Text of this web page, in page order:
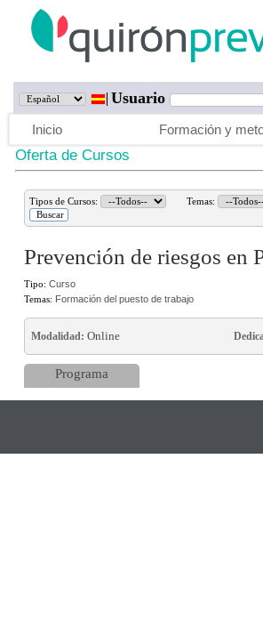
Usuario
Inicio Formación y
Oferta de Cursos
Tipos de Cursos: Temas:
Prevención de riesgos en
Tipo: Curso
Temas: Formación del puesto de trabajo
Modalidad: Online
Programa